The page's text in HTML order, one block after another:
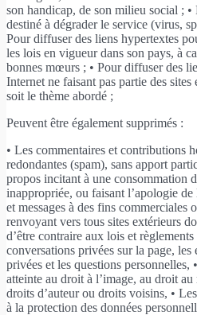
son handicap, de son milieu social ;
destiné à dégrader le service (virus,
Pour diffuser des liens hypertextes
les lois en vigueur dans son pays, à
bonnes mœurs ; • Pour diffuser des
Internet ne faisant pas partie des
soit le thème abordé ;
Peuvent être également supprimés :
• Les commentaires et contributions
redondantes (spam), sans apport
propos incitant à une consommation
inappropriée, ou faisant l’apologie de
et messages à des fins commerciales
renvoyant vers tous sites extérieurs
d’être contraire aux lois et
conversations privées sur la page, les
privées et les questions personnelles,
atteinte au droit à l’image, au droit
droits d’auteur ou droits voisins, •
à la protection des données